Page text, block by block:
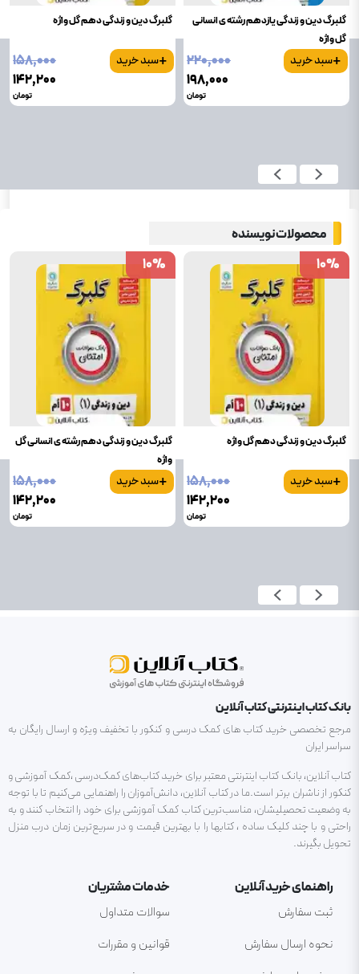
گلبرگ دین و زندگی یازدهم رشته ی انسانی
گل واژه
+سبد خرید
۲۲۰٬۰۰۰
۱۹۸٬۰۰۰
تومان
گلبرگ دین و زندگی دهم گل واژه
+سبد خرید
۱۵۸٬۰۰۰
۱۴۲٬۲۰۰
تومان
محصولات نویسنده
گلبرگ دین و زندگی دهم گل واژه
+سبد خرید
۱۵۸٬۰۰۰
۱۴۲٬۲۰۰
تومان
10%
10%
گلبرگ دین و زندگی دهم رشته ی انسانی گل
واژه
+سبد خرید
۱۵۸٬۰۰۰
۱۴۲٬۲۰۰
تومان
10%
10%
بانک کتاب اینترنتی کتاب آنلاین
مرجع تخصصی خرید کتاب های کمک درسی و کنکور با تخفیف ویژه و ارسال رایگان به
سراسر ایران
کتاب آنلاین، بانک کتاب اینترنتی معتبر برای خرید کتاب‌های کمک‌درسی ،کمک آموزشی و
کنکور از ناشران برتر است.ما در کتاب آنلاین، دانش‌آموزان را راهنمایی می‌کنیم تا با توجه
به وضعیت تحصیلیشان، مناسب‌ترین کتاب کمک آموزشی برای خود را انتخاب کنند و به
راحتی و با چند کلیک ساده ، کتابها را با بهترین قیمت و در سریع‌ترین زمان درب منزل
تحویل بگیرند.
راهنمای خرید آنلاین
ثبت سفارش
نحوه ارسال سفارش
خدمات مشتریان
سوالات متداول
قوانین و مقررات